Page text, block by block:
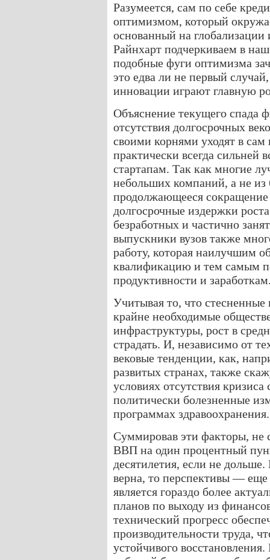
Разумеется, сам по себе
оптимизмом, который
основанный на
Райнхарт подчеркиваем в
подобные фуги оптимизма
это едва ли не первый
инновации играют главную
Объяснение текущего спада
отсутствия долгосрочных
своими корнями уходят в
практически всегда сильней
стартапам. Так как многие
небольших компаний, а не
продолжающееся сокращение
долгосрочные издержки
безработных и частично
выпускники вузов также
работу, которая наилучшим
квалификацию и тем самым
продуктивности и
Учитывая то, что стесненные
крайне необходимые
инфраструктуры, рост в
страдать. И, независимо от
вековые тенденции, как,
развитых странах, также
условиях отсутствия
политически болезненные
программах здравоохранения.
Суммировав эти факторы, не
ВВП на один процентный
десятилетия, если не
верна, то перспективы —
является гораздо более
планов по выходу из
технический прогресс
производительности труда,
устойчивого